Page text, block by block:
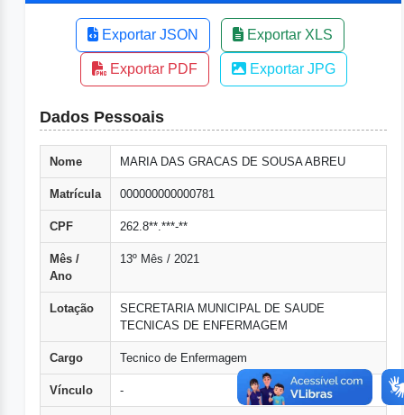
Exportar JSON Exportar XLS
Exportar PDF Exportar JPG
Dados Pessoais
Nome MARIA DAS GRACAS DE SOUSA ABREU
Matrícula 000000000000781
CPF 262.8**.***-**
Mês /
Ano
13º Mês / 2021
Lotação
SECRETARIA MUNICIPAL DE SAUDE
TECNICAS DE ENFERMAGEM
Cargo Tecnico de Enfermagem
Vínculo -